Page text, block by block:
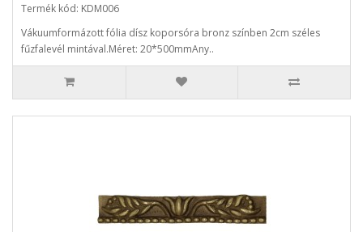
Termék kód: KDM006
Vákuumformázott fólia dísz koporsóra bronz színben 2cm széles
fűzfalevél mintával.Méret: 20*500mmAny..